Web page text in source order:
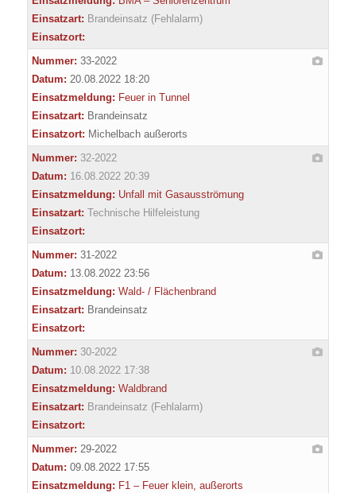
Einsatzart: Brandeinsatz (Fehlalarm)
Einsatzort:
Nummer: 33-2022
Datum: 20.08.2022 18:20
Einsatzmeldung: Feuer in Tunnel
Einsatzart: Brandeinsatz
Einsatzort: Michelbach außerorts
Nummer: 32-2022
Datum: 16.08.2022 20:39
Einsatzmeldung: Unfall mit Gasausströmung
Einsatzart: Technische Hilfeleistung
Einsatzort:
Nummer: 31-2022
Datum: 13.08.2022 23:56
Einsatzmeldung: Wald- / Flächenbrand
Einsatzart: Brandeinsatz
Einsatzort:
Nummer: 30-2022
Datum: 10.08.2022 17:38
Einsatzmeldung: Waldbrand
Einsatzart: Brandeinsatz (Fehlalarm)
Einsatzort:
Nummer: 29-2022
Datum: 09.08.2022 17:55
Einsatzmeldung: F1 – Feuer klein, außerorts